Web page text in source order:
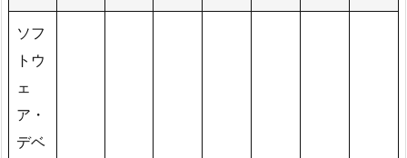
ソフ
トウ
ェ
ア・
デベ